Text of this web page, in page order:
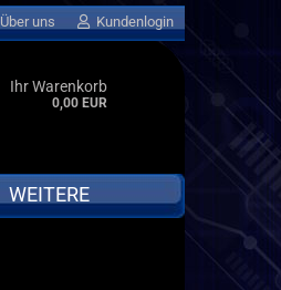
Über uns Kundenlogin
Ihr Warenkorb
0,00 EUR
WEITERE